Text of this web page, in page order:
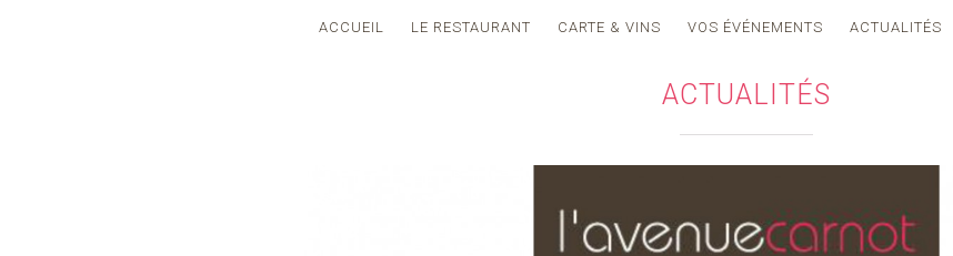
ACCUEIL LE RESTAURANT CARTE & VINS VOS ÉVÉNEMENTS ACTUALITÉS
ACTUALITÉS